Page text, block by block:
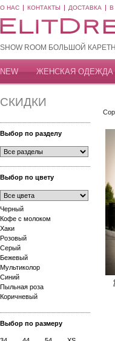
О НАС КОНТАКТЫ ДОСТАВКА В
SHOW ROOM БОЛЬШОЙ
NEW ЖЕНСКАЯ ОДЕЖДА
СКИДКИ
Выбор по разделу
Выбор по цвету
Черный
Кофе с молоком
Хаки
Розовый
Серый
Бежевый
Мультиколор
Синий
Пыльная роза
Коричневый
Выбор по размеру